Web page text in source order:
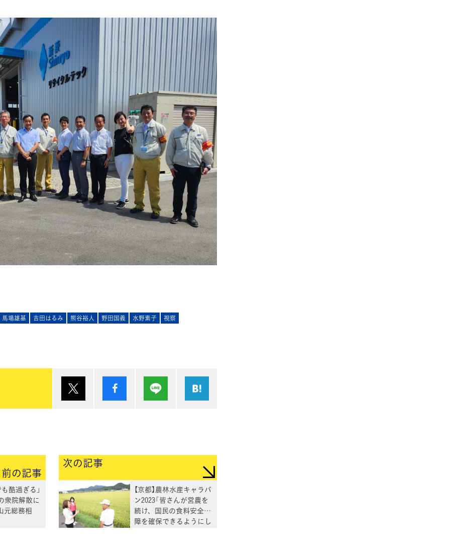
馬場雄基 吉田はるみ 熊谷裕人 野田国義 水野素子 視察
シェア Lineで送る
前の記事
酷過ぎる」
衆院解散に
元総務相
次の記事
【京都】農林水産キャラバ
ン2023「皆さんが営農を
続け、国民の食料安全保
障を確保できるようにし